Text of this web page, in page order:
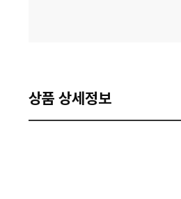
상품 상세정보